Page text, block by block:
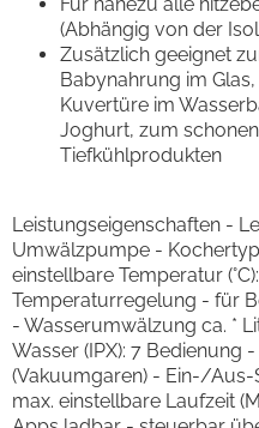
Für nahezu alle
(Abhängig von der
Zusätzlich geeignet
Babynahrung im
Kuvertüre im
Joghurt, zum
Tiefkühlprodukten
Leistungseigenschaften -
Umwälzpumpe -
einstellbare Temperatur
Temperaturregelung - für
- Wasserumwälzung ca. *
Wasser (IPX): 7 Bedienung
(Vakuumgaren) - Ein-/
max. einstellbare Laufzeit